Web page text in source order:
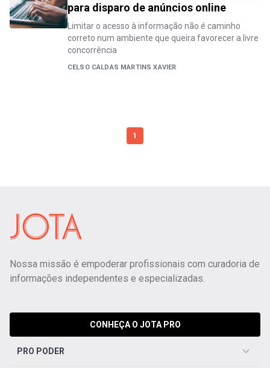
para disparo de anúncios online
Limitar o acesso à informação não é caminho
correto num ambiente que queira favorecer a livre
concorrência
CELSO CALDAS MARTINS XAVIER
1
Nossa missão é empoderar profissionais com curadoria de
informações independentes e especializadas.
CONHEÇA O JOTA PRO
PRO PODER